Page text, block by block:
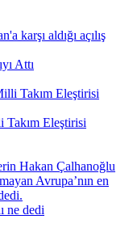
Attı
Takım Eleştirisi
ne dedi